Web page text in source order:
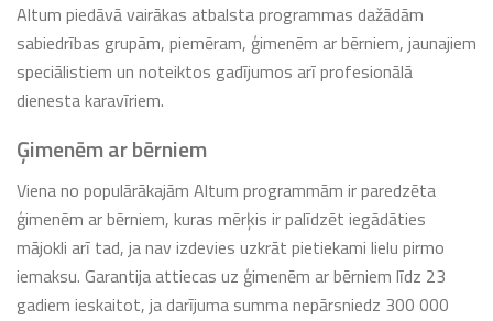
Altum piedāvā vairākas atbalsta programmas dažādām
sabiedrības grupām, piemēram, ģimenēm ar bērniem, jaunajiem
speciālistiem un noteiktos gadījumos arī profesionālā
dienesta karavīriem.
Ģimenēm ar bērniem
Viena no populārākajām Altum programmām ir paredzēta
ģimenēm ar bērniem, kuras mērķis ir palīdzēt iegādāties
mājokli arī tad, ja nav izdevies uzkrāt pietiekami lielu pirmo
iemaksu. Garantija attiecas uz ģimenēm ar bērniem līdz 23
gadiem ieskaitot, ja darījuma summa nepārsniedz 300 000